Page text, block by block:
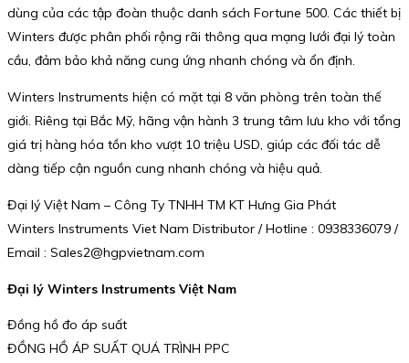
dùng của các tập đoàn thuộc danh sách Fortune 500. Các thiết bị
Winters được phân phối rộng rãi thông qua mạng lưới đại lý toàn
cầu, đảm bảo khả năng cung ứng nhanh chóng và ổn định.
Winters Instruments hiện có mặt tại 8 văn phòng trên toàn thế
giới. Riêng tại Bắc Mỹ, hãng vận hành 3 trung tâm lưu kho với tổng
giá trị hàng hóa tồn kho vượt 10 triệu USD, giúp các đối tác dễ
dàng tiếp cận nguồn cung nhanh chóng và hiệu quả.
Đại lý Việt Nam – Công Ty TNHH TM KT Hưng Gia Phát
Winters Instruments Viet Nam Distributor / Hotline : 0938336079 /
Email : Sales2@hgpvietnam.com
Đại lý Winters Instruments Việt Nam
Đồng hồ đo áp suất
ĐỒNG HỒ ÁP SUẤT QUÁ TRÌNH PPC